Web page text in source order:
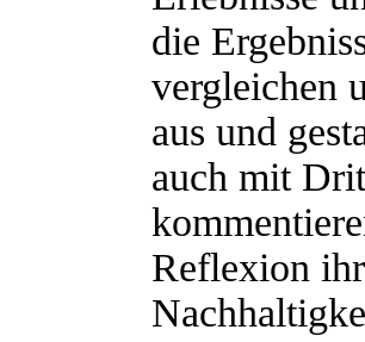
die
vergleichen
aus und
auch mit
Reflexion